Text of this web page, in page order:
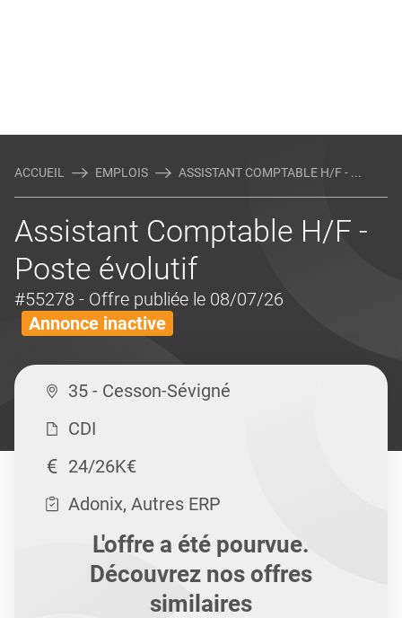
ACCUEIL EMPLOIS ASSISTANT COMPTABLE H/F - ...
Assistant Comptable H/F -
Poste évolutif
#55278 - Offre publiée le 08/07/26
Annonce inactive
35 - Cesson-Sévigné
CDI
24/26K€
Adonix, Autres ERP
L'offre a été pourvue.
Découvrez nos offres
similaires